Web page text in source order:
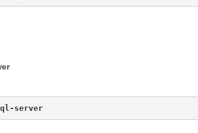
server